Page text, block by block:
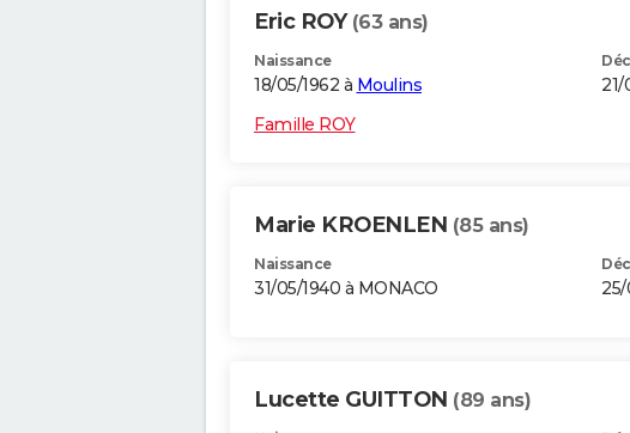
Eric ROY (63 ans)
Naissance
18/05/1962 à Moulins
Famille ROY
Marie KROENLEN (85 ans)
Naissance
31/05/1940 à MONACO
Lucette GUITTON (89 ans)